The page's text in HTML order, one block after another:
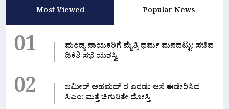
Most Viewed Popular News
01
ಮಂಡ್ಯ ನಾಯಕರಿಗೆ ಮೈತ್ರಿ ಧರ್ಮ ಮನದಟ್ಟು: ಸಚಿವ
ಡಿಕೆಶಿ ಸಭೆ ಯಶಸ್ವಿ
02
ಜಮೀರ್ ಅಹಮದ್ ರ ಎರಡು ಆಸೆ ಈಡೇರಿಸಿದ
ಸಿಎಂ: ಮತ್ತೆ ಚಿಗುರಿತೇ ದೋಸ್ತಿ